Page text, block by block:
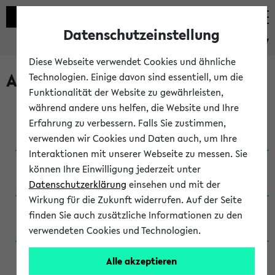
eKVV
Archivierte Studiengänge
Anglistik: British and American Studies / B.A.
(Einschreibung bis WiSe 16/17)
Anglistik: British and American Studies / B.A.
(Einschreibung bis SoSe 2015)
Anglistik: British and American Studies / B.A.
(Einschreibung bis SoSe 2013)
Anglistik: British and American Studies / Ba
(Einschreibung bis SoSe 2011)
Datenschutzeinstellung
Diese Webseite verwendet Cookies und ähnliche
Technologien. Einige davon sind essentiell, um die
Funktionalität der Website zu gewährleisten,
während andere uns helfen, die Website und Ihre
Erfahrung zu verbessern. Falls Sie zustimmen,
verwenden wir Cookies und Daten auch, um Ihre
Interaktionen mit unserer Webseite zu messen. Sie
können Ihre Einwilligung jederzeit unter
Datenschutzerklärung einsehen und mit der
Wirkung für die Zukunft widerrufen. Auf der Seite
finden Sie auch zusätzliche Informationen zu den
verwendeten Cookies und Technologien.
Alle akzeptieren